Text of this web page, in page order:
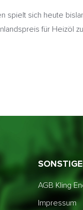
sich heute
für Heizöl
AGB Kling
Impressum